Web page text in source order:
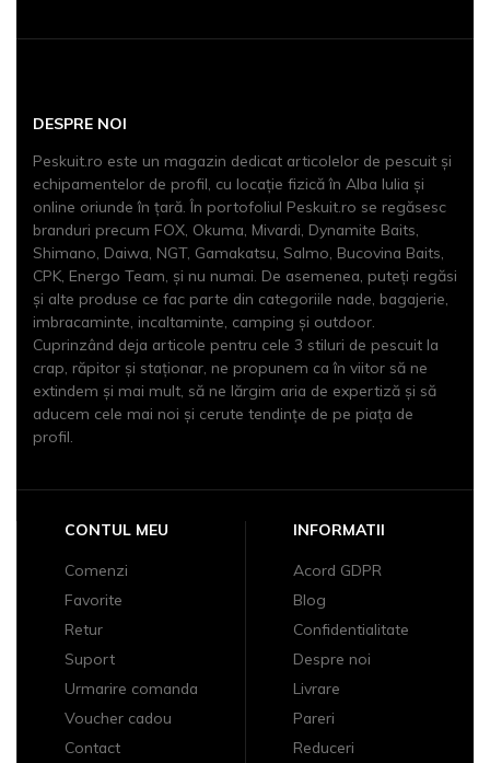
DESPRE NOI
Peskuit.ro este un magazin dedicat articolelor de pescuit şi
echipamentelor de profil, cu locaţie fizică în Alba Iulia și
online oriunde în țară. În portofoliul Peskuit.ro se regăsesc
branduri precum FOX, Okuma, Mivardi, Dynamite Baits,
Shimano, Daiwa, NGT, Gamakatsu, Salmo, Bucovina Baits,
CPK, Energo Team, și nu numai. De asemenea, puteți regăsi
și alte produse ce fac parte din categoriile nade, bagajerie,
imbracaminte, incaltaminte, camping și outdoor.
Cuprinzând deja articole pentru cele 3 stiluri de pescuit la
crap, răpitor și staționar, ne propunem ca în viitor să ne
extindem şi mai mult, să ne lărgim aria de expertiză şi să
aducem cele mai noi şi cerute tendinţe de pe piaţa de
profil.
CONTUL MEU
Comenzi
Favorite
Retur
Suport
Urmarire comanda
Voucher cadou
Contact
INFORMATII
Acord GDPR
Blog
Confidentialitate
Despre noi
Livrare
Pareri
Reduceri